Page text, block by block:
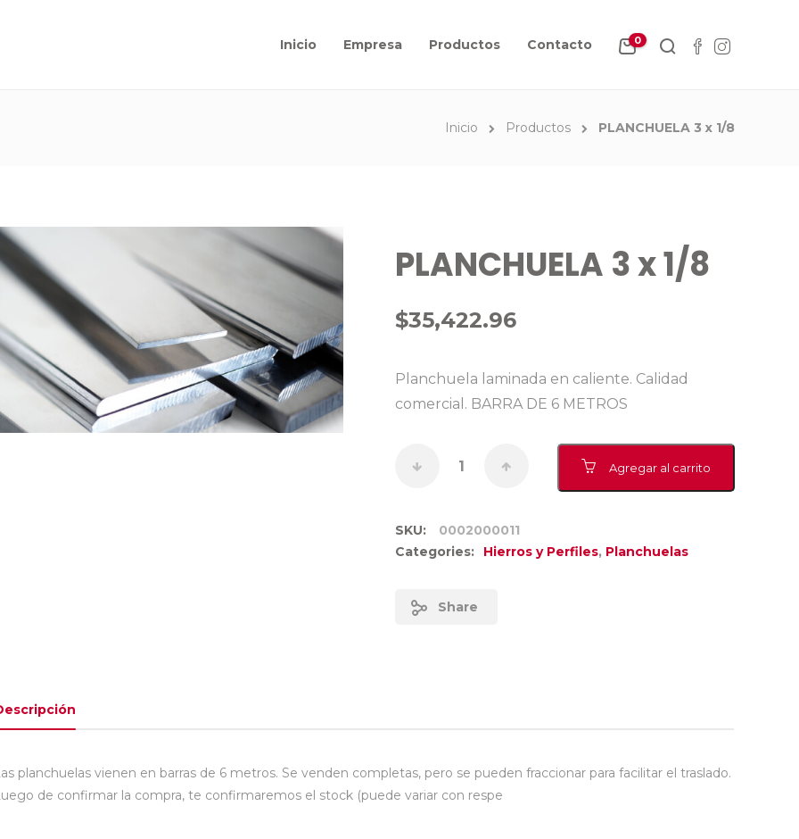
Inicio Empresa Productos Contacto 0
Inicio Productos PLANCHUELA 3 x 1/8
PLANCHUELA 3 x 1/8
$35,422.96
Planchuela laminada en caliente. Calidad
comercial. BARRA DE 6 METROS
Agregar al carrito
SKU:
0002000011
Categories:
Hierros y Perfiles, Planchuelas
Share
planchuelas vienen en barras de 6 metros. Se venden completas, pero se pueden fraccionar para facilitar el traslado.
de confirmar la compra, te confirmaremos el stock (puede variar con respe